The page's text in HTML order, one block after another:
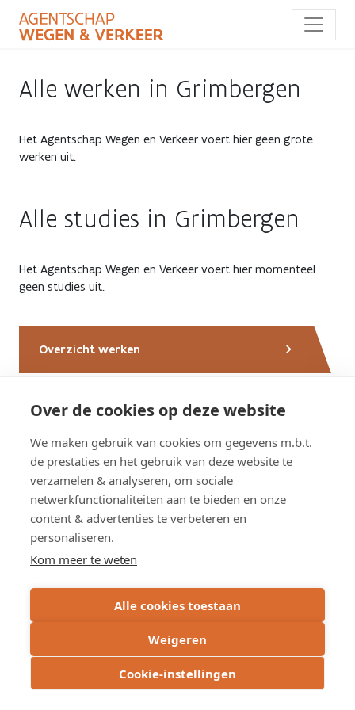
Over de cookies op deze website
We maken gebruik van cookies om gegevens m.b.t.
de prestaties en het gebruik van deze website te
verzamelen & analyseren, om sociale
netwerkfunctionaliteiten aan te bieden en onze
content & advertenties te verbeteren en
personaliseren.
Kom meer te weten
Alle cookies toestaan
Weigeren
Cookie-instellingen
naar
inhoud
gaanAlle werken in Grimbergen
Het Agentschap Wegen en Verkeer voert hier geen grote
werken uit.
Alle studies in Grimbergen
Het Agentschap Wegen en Verkeer voert hier momenteel
geen studies uit.
Overzicht werken